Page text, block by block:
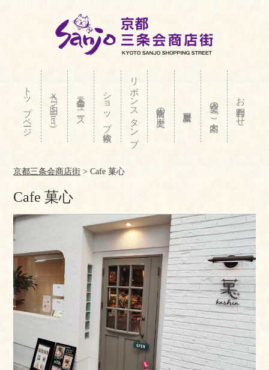
トップページ Ｘ(旧Twitter) 三条会ニュース ショップ検索 リボンスタンプ 商店街の歴史 交通のご案内 お問合わせ
京都三条会商店街 >Cafe 菓心
Cafe 菓心